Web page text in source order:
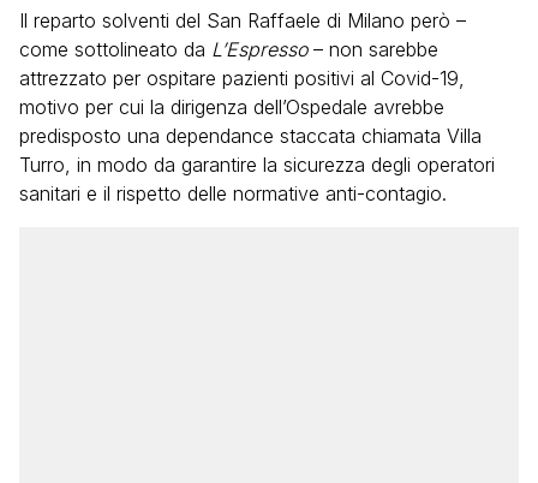
Il reparto solventi del San Raffaele di Milano però –
come sottolineato da L’Espresso– non sarebbe
attrezzato per ospitare pazienti positivi al Covid-19,
motivo per cui la dirigenza dell’Ospedale avrebbe
predisposto una dependance staccata chiamata Villa
Turro, in modo da garantire la sicurezza degli operatori
sanitari e il rispetto delle normative anti-contagio.